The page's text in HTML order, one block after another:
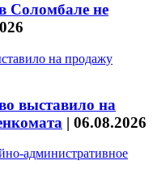
Соломбале не
выставило на
| 06.08.2026